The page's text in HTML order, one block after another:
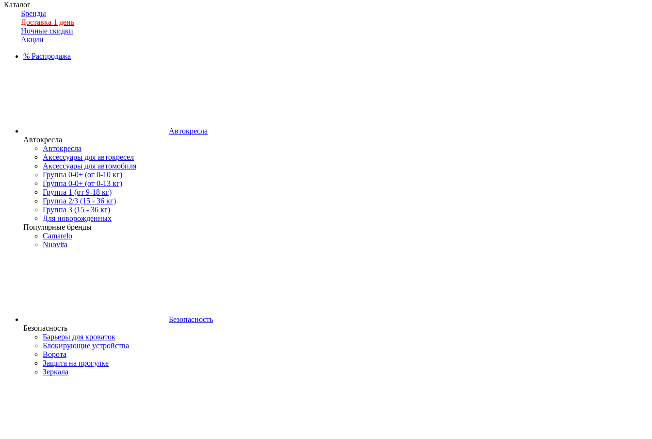
Каталог
Бренды
Доставка 1 день
Ночные скидки
Акции
% Распродажа
Автокресла
Автокресла
Автокресла
Аксессуары для автокресел
Аксессуары для автомобиля
Группа 0-0+ (от 0-10 кг)
Группа 0-0+ (от 0-13 кг)
Группа 1 (от 9-18 кг)
Группа 2/3 (15 - 36 кг)
Группа 3 (15 - 36 кг)
Для новорожденных
Популярные бренды
Camarelo
Nuovita
Безопасность
Безопасность
Барьеры для кроваток
Блокирующие устройства
Ворота
Защита на прогулке
Зеркала